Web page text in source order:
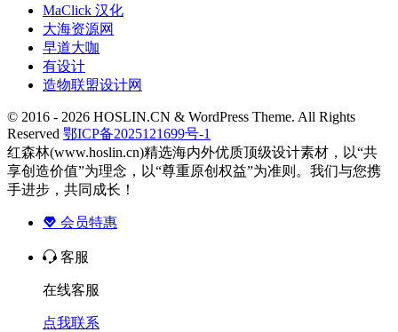
MaClick 汉化
大海资源网
早道大咖
有设计
造物联盟设计网
© 2016 - 2026 HOSLIN.CN & WordPress Theme. All Rights
Reserved 鄂ICP备2025121699号-1
红森林(www.hoslin.cn)精选海内外优质顶级设计素材，以“共
享创造价值”为理念，以“尊重原创权益”为准则。我们与您携
手进步，共同成长！
会员特惠
客服
在线客服
点我联系